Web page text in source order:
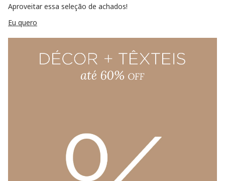
Aproveitar essa seleção de achados!
Eu quero